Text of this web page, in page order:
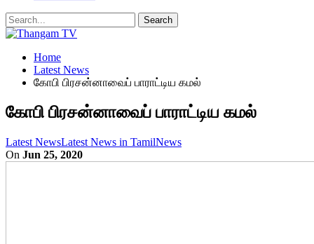
Home
Latest News
கோபி பிரசன்னாவைப் பாராட்டிய கமல்
கோபி பிரசன்னாவைப் பாராட்டிய கமல்
Latest NewsLatest News in TamilNews
On Jun 25, 2020